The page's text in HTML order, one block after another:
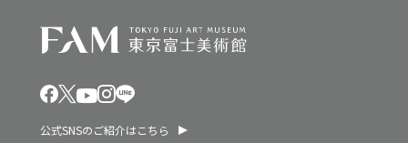
公式SNSのご紹介はこちら